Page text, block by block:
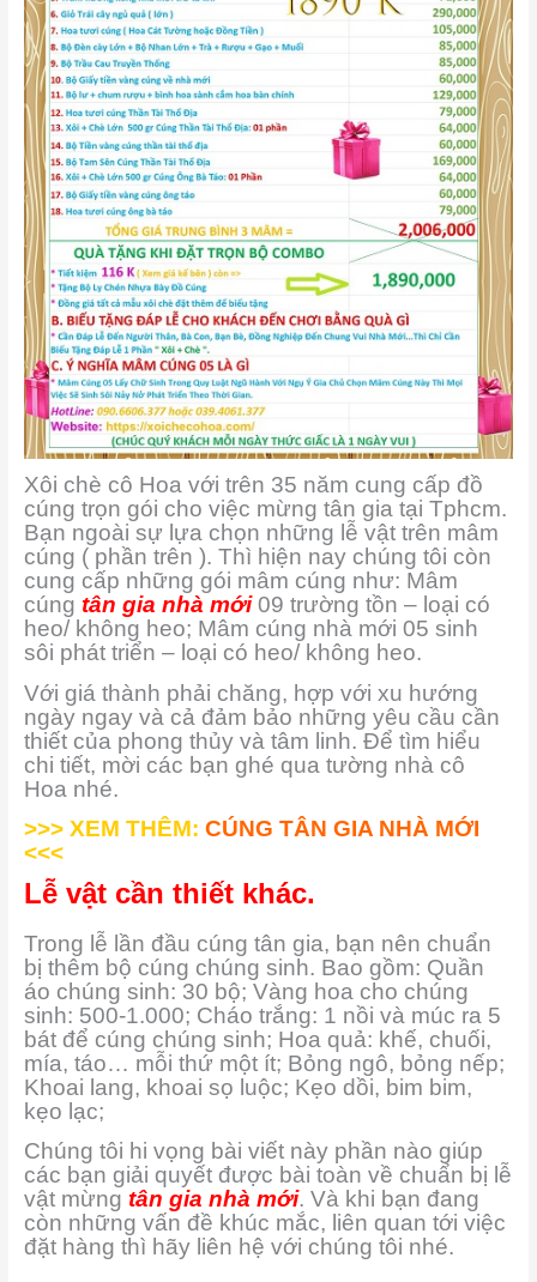
Xôi chè cô Hoa với trên 35 năm cung cấp đồ
cúng trọn gói cho việc mừng tân gia tại Tphcm.
Bạn ngoài sự lựa chọn những lễ vật trên mâm
cúng ( phần trên ). Thì hiện nay chúng tôi còn
cung cấp những gói mâm cúng như: Mâm
cúng tân gia nhà mới09 trường tồn – loại có
heo/ không heo; Mâm cúng nhà mới 05 sinh
sôi phát triển – loại có heo/ không heo.
Với giá thành phải chăng, hợp với xu hướng
ngày ngay và cả đảm bảo những yêu cầu cần
thiết của phong thủy và tâm linh. Để tìm hiểu
chi tiết, mời các bạn ghé qua tường nhà cô
Hoa nhé.
>>> XEM THÊM: CÚNG TÂN GIA NHÀ MỚI
<<<
Lễ vật cần thiết khác.
Trong lễ lần đầu cúng tân gia, bạn nên chuẩn
bị thêm bộ cúng chúng sinh. Bao gồm: Quần
áo chúng sinh: 30 bộ; Vàng hoa cho chúng
sinh: 500-1.000; Cháo trắng: 1 nồi và múc ra 5
bát để cúng chúng sinh; Hoa quả: khế, chuối,
mía, táo… mỗi thứ một ít; Bỏng ngô, bỏng nếp;
Khoai lang, khoai sọ luộc; Kẹo dồi, bim bim,
kẹo lạc;
Chúng tôi hi vọng bài viết này phần nào giúp
các bạn giải quyết được bài toàn về chuẩn bị lễ
vật mừng tân gia nhà mới. Và khi bạn đang
còn những vấn đề khúc mắc, liên quan tới việc
đặt hàng thì hãy liên hệ với chúng tôi nhé.